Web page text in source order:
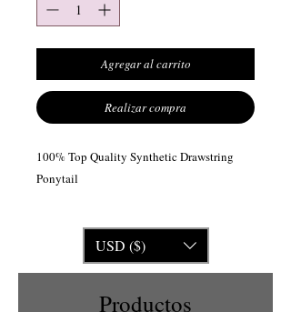
Agregar al carrito
Realizar compra
100% Top Quality Synthetic Drawstring
Ponytail
USD ($)
Productos